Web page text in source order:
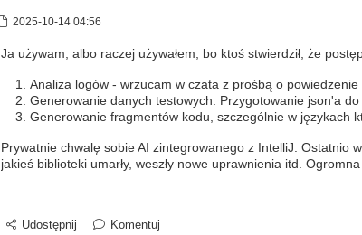
2025-10-14 04:56
Ja używam, albo raczej używałem, bo ktoś stwierdził, że
Analiza logów - wrzucam w czata z prośbą o powiedzenie
Generowanie danych testowych. Przygotowanie json'a
Generowanie fragmentów kodu, szczególnie w językach
Prywatnie chwalę sobie AI zintegrowanego z IntelliJ. Ostatnio
jakieś biblioteki umarły, weszły nowe uprawnienia itd.
Udostępnij Komentuj